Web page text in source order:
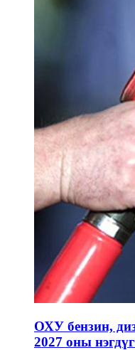
ОХУ бензин,
2027 оны